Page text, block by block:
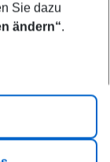
Sie dazu
ändern“.